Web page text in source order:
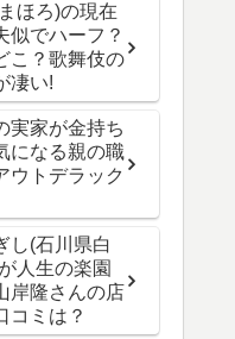
ほろ)の現在
似でハーフ？
こ？歌舞伎の
凄い!
実家が金持ち
になる親の職
ウトデラック
し(石川県白
人生の楽園
岸隆さんの店
コミは？